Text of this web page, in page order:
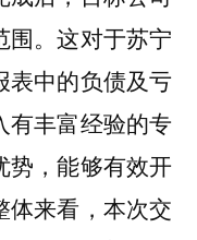
围。这对于苏宁
表中的负债及亏
有丰富经验的专
势，能够有效开
体来看，本次交